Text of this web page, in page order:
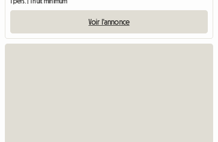
Voir l'annonce